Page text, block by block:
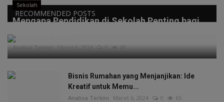
RECOMMENDED POSTS
Sekolah
Mengapa Pendidikan di Sekolah Penting bagi
Masa Depan A...
Analisa Terkini Maret 6, 2024 0 49
Bisnis Rumahan yang Menjanjikan: Ide
Kreatif untuk Memu...
Analisa Terkini Maret 6, 2024 0 65